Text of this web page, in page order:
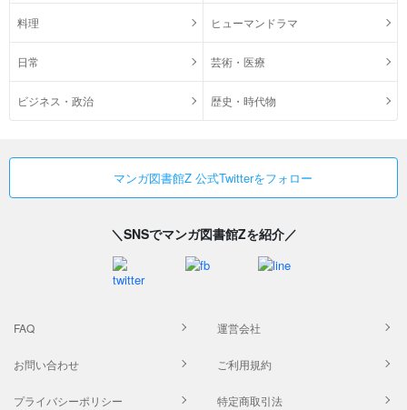
料理 ヒューマンドラマ
日常 芸術・医療
ビジネス・政治 歴史・時代物
マンガ図書館Z 公式Twitterをフォロー
＼SNSでマンガ図書館Zを紹介／
FAQ 運営会社
お問い合わせ ご利用規約
プライバシーポリシー 特定商取引法